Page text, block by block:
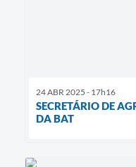
24 ABR 2025 - 17h16
SECRETÁRIO DE
DA BAT